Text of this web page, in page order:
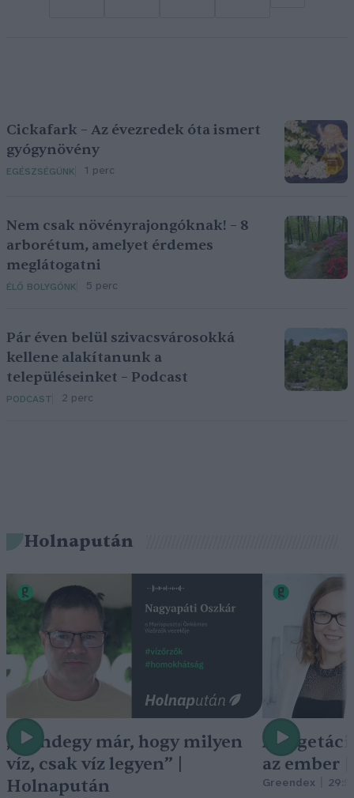
Cickafark – Az évezredek óta ismert
gyógynövény
EGÉSZSÉGÜNK 1 perc
Nem csak növényrajongóknak! – 8
arborétum, amelyet érdemes
meglátogatni
ÉLŐ BOLYGÓNK 5 perc
Pár éven belül szivacsvárosokká
kellene alakítanunk a
településeinket – Podcast
PODCAST 2 perc
Holnapután
„Mindegy már, hogy milyen
víz, csak víz legyen” |
Holnapután
A
az ember
Greendex